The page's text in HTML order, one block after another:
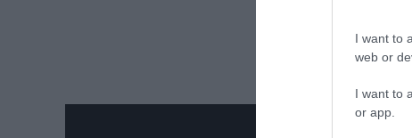
I want to
web or
I want to
or app.